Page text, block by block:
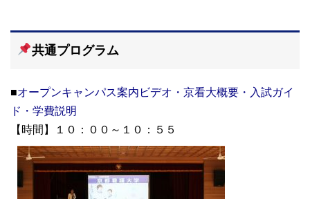
共通プログラム
■オープンキャンパス案内ビデオ・京看大概要・入試ガイ
ド・学費説明
【時間】１０：００～１０：５５